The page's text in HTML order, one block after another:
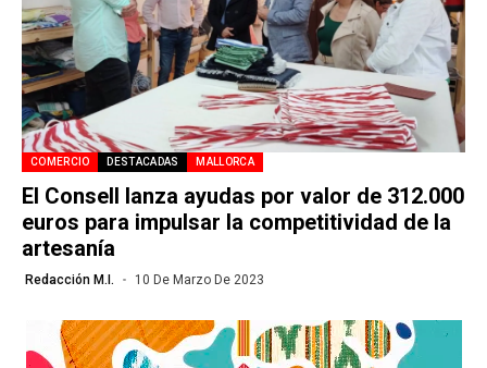
COMERCIO DESTACADAS MALLORCA
El Consell lanza ayudas por valor de 312.000
euros para impulsar la competitividad de la
artesanía
Redacción M.I. 10 De Marzo De 2023